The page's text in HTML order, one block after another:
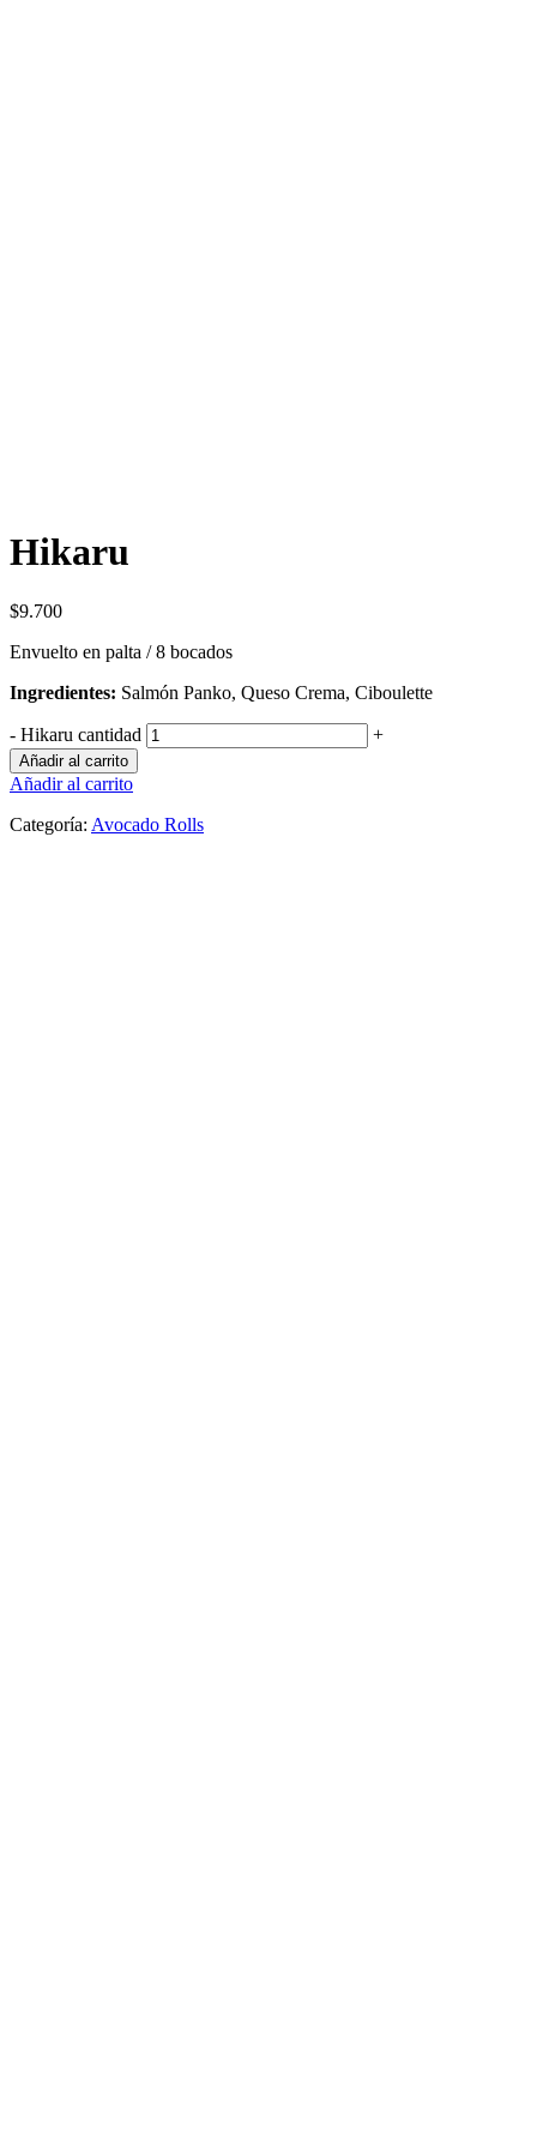
Hikaru
$9.700
Envuelto en palta / 8 bocados
Ingredientes: Salmón Panko, Queso Crema, Ciboulette
- Hikaru cantidad +
Añadir al carrito
Añadir al carrito
Categoría: Avocado Rolls